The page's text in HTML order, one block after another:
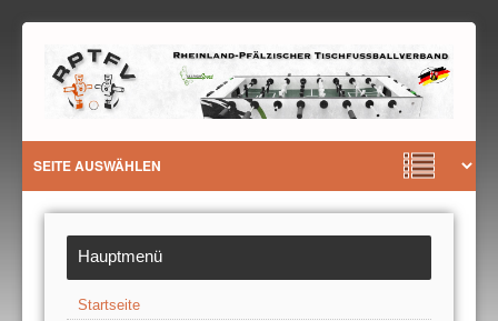
Hauptmenü
Startseite